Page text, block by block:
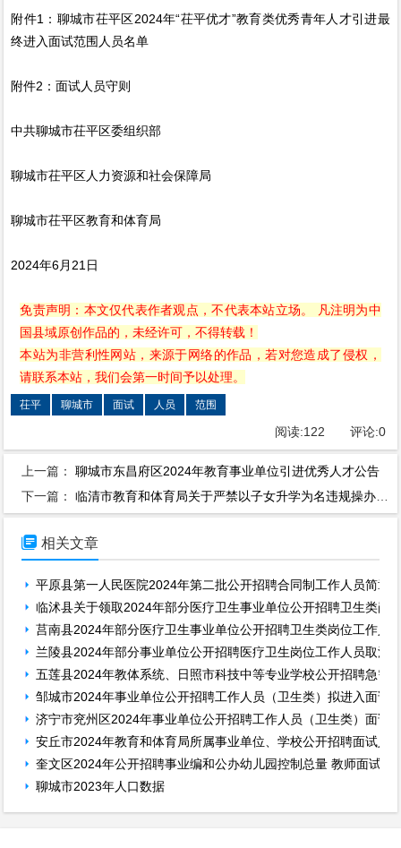
附件1：聊城市茌平区2024年“茌平优才”教育类优秀青年人才引进最
终进入面试范围人员名单
附件2：面试人员守则
中共聊城市茌平区委组织部
聊城市茌平区人力资源和社会保障局
聊城市茌平区教育和体育局
2024年6月21日
免责声明：本文仅代表作者观点，不代表本站立场。 凡注明为中
国县域原创作品的，未经许可，不得转载！
本站为非营利性网站，来源于网络的作品，若对您造成了侵权，
请联系本站，我们会第一时间予以处理。
茌平 聊城市 面试 人员 范围
阅读:122 评论:0
上一篇：聊城市东昌府区2024年教育事业单位引进优秀人才公告
下一篇：临清市教育和体育局关于严禁以子女升学为名违规操办贺宴、谢师宴的通知
 相关文章
平原县第一人民医院2024年第二批公开招聘合同制工作人员简章
临沭县关于领取2024年部分医疗卫生事业单位公开招聘卫生类岗
莒南县2024年部分医疗卫生事业单位公开招聘卫生类岗位工作人
兰陵县2024年部分事业单位公开招聘医疗卫生岗位工作人员取消
五莲县2024年教体系统、日照市科技中等专业学校公开招聘急需
邹城市2024年事业单位公开招聘工作人员（卫生类）拟进入面试
济宁市兖州区2024年事业单位公开招聘工作人员（卫生类）面试
安丘市2024年教育和体育局所属事业单位、学校公开招聘面试人
奎文区2024年公开招聘事业编和公办幼儿园控制总量 教师面试通
聊城市2023年人口数据